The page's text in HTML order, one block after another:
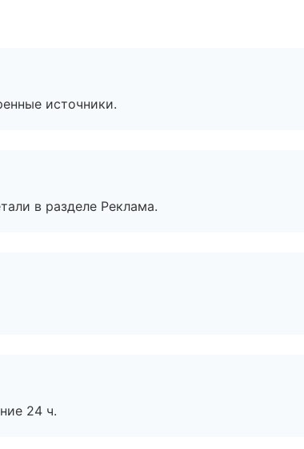
источники.
в разделе Реклама.
24 ч.